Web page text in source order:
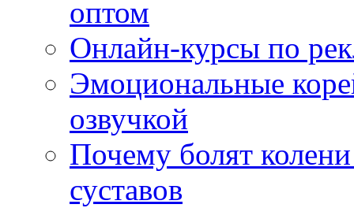
оптом
Онлайн-курсы по
Эмоциональные
озвучкой
Почему болят
суставов